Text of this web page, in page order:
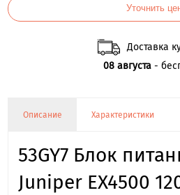
Уточнить
Доставка
08 августа -
Описание Характеристики
53GY7 Блок
Juniper EX4500